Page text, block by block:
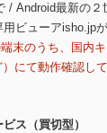
/ Android最新の２
ビューアisho.jp
末のうち、国内
にて動作確認し
ス（買切型）